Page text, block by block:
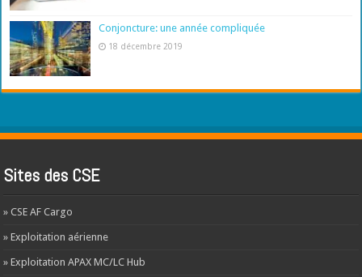
Conjoncture: une année compliquée
18 décembre 2019
Sites des CSE
» CSE AF Cargo
» Exploitation aérienne
» Exploitation APAX MC/LC Hub